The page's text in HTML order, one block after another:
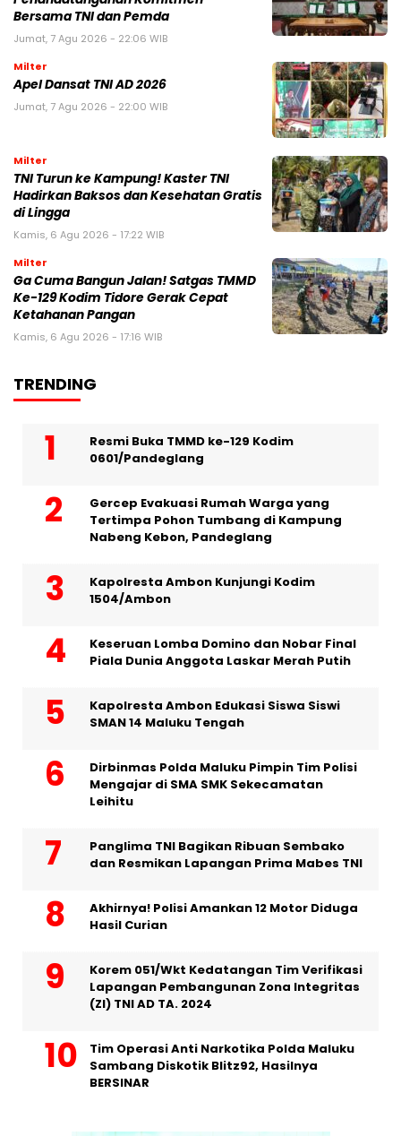
Bersama TNI dan Pemda
Jumat, 7 Agu 2026 - 22:06 WIB
Milter
Apel Dansat TNI AD 2026
Jumat, 7 Agu 2026 - 22:00 WIB
Milter
TNI Turun ke Kampung! Kaster TNI
Hadirkan Baksos dan Kesehatan Gratis
di Lingga
Kamis, 6 Agu 2026 - 17:22 WIB
Milter
Ga Cuma Bangun Jalan! Satgas TMMD
Ke-129 Kodim Tidore Gerak Cepat
Ketahanan Pangan
Kamis, 6 Agu 2026 - 17:16 WIB
TRENDING
Resmi Buka TMMD ke-129 Kodim
0601/Pandeglang
Gercep Evakuasi Rumah Warga yang
Tertimpa Pohon Tumbang di Kampung
Nabeng Kebon, Pandeglang
Kapolresta Ambon Kunjungi Kodim
1504/Ambon
Keseruan Lomba Domino dan Nobar Final
Piala Dunia Anggota Laskar Merah Putih
Kapolresta Ambon Edukasi Siswa Siswi
SMAN 14 Maluku Tengah
Dirbinmas Polda Maluku Pimpin Tim Polisi
Mengajar di SMA SMK Sekecamatan
Leihitu
Panglima TNI Bagikan Ribuan Sembako
dan Resmikan Lapangan Prima Mabes TNI
Akhirnya! Polisi Amankan 12 Motor Diduga
Hasil Curian
Korem 051/Wkt Kedatangan Tim Verifikasi
Lapangan Pembangunan Zona Integritas
(ZI) TNI AD TA. 2024
Tim Operasi Anti Narkotika Polda Maluku
Sambang Diskotik Blitz92, Hasilnya
BERSINAR